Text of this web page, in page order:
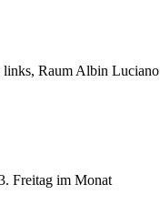
links, Raum Albin Luciano
Freitag im Monat